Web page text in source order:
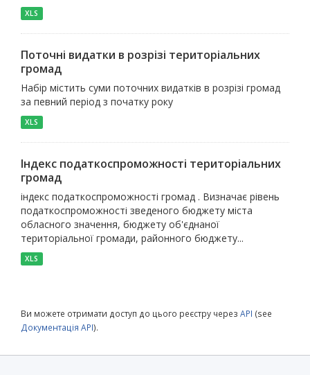
XLS
Поточні видатки в розрізі територіальних
громад
Набір містить суми поточних видатків в розрізі громад
за певний період з початку року
XLS
Індекс податкоспроможності територіальних
громад
індекс податкоспроможності громад . Визначає рівень
податкоспроможності зведеного бюджету міста
обласного значення, бюджету об'єднаної
територіальної громади, районного бюджету...
XLS
Ви можете отримати доступ до цього реєстру через API (see
Документація API).